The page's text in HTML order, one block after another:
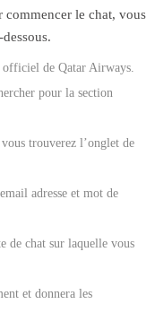
commencer le chat, vous
officiel de Qatar Airways.
pour la section
trouverez l’onglet de
adresse et mot de
de chat sur laquelle vous
et donnera les